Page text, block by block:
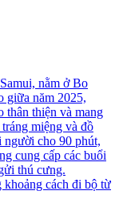
nằm ở Bo
giữa năm 2025,
thân thiện và mang
miệng và đồ
người cho 90 phút,
cung cấp các buổi
thú cưng.
khoảng cách đi bộ từ